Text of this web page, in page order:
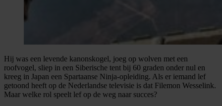
Hij was een levende kanonskogel, joeg op wolven met een
roofvogel, sliep in een Siberische tent bij 60 graden onder nul en
kreeg in Japan een Spartaanse Ninja-opleiding. Als er iemand lef
getoond heeft op de Nederlandse televisie is dat Filemon Wesselink.
Maar welke rol speelt lef op de weg naar succes?